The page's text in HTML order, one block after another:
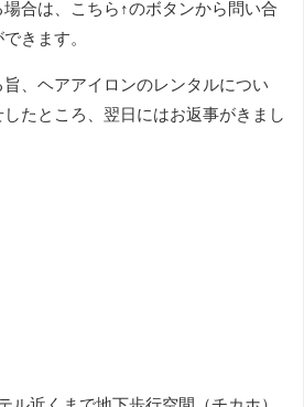
合は、こちら↑のボタンから問い合
きます。
、ヘアアイロンのレンタルについ
たところ、翌日にはお返事がきまし